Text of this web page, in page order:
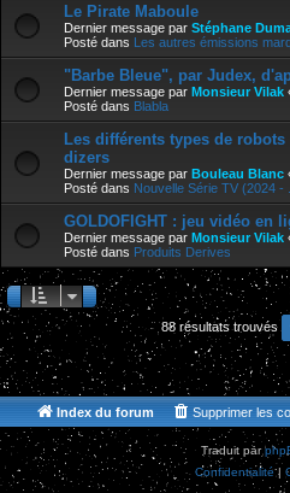
Le Pirate Maboule
Dernier message par Stéphane
Posté dans Les autres émissions
"Barbe Bleue", par Judex,
Dernier message par Monsieur Vilak
Posté dans Blabla
Les différents types de
dizers
Dernier message par Bouleau Blanc
Posté dans Nouvelle Série TV (2024 -
GOLDOFIGHT : jeu vidéo en
Dernier message par Monsieur Vilak
Posté dans Produits Derives
88 résultats trouvés
Index du forum Supprimer les
Traduit par
Confidentialité|